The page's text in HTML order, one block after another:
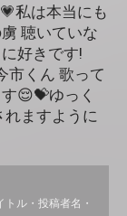
私は本当にも
聴いていな
好きです!
市くん 歌って
😌💝ゆっく
ますように
ル・投稿者名・